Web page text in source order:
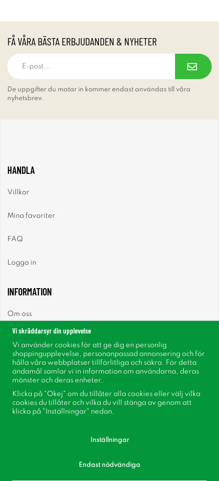
FÅ VÅRA BÄSTA ERBJUDANDEN & NYHETER
De uppgifter du matar in kommer endast användas till våra
nyhetsbrev.
HANDLA
Villkor
Mina favoriter
FAQ
Logga in
INFORMATION
Om oss
Nyhetsbrev
Om cookies
Inspiration
Vi skräddarsyr din upplevelse
Vi använder cookies för att ge dig en personlig
shoppingupplevelse, personanpassad annonsering och för
hålla våra webbplatser tillförlitliga och säkra. För detta
ändamål samlar vi in information om användarna, deras
mönster och deras enheter.
Klicka på "Okej" om du tillåter alla cookies eller välj vilka
cookies du tillåter och vilka du vill stänga av genom att
klicka på "Inställningar" nedan.
Inställningar
Endast nödvändiga